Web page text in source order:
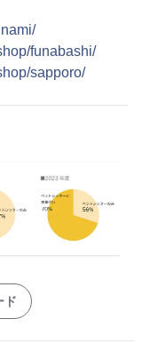
funabashi/
sapporo/
ド